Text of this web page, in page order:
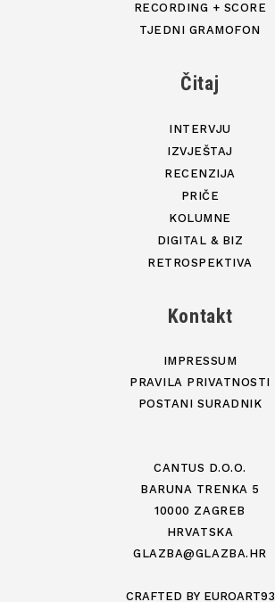
RECORDING + SCORE
TJEDNI GRAMOFON
Čitaj
INTERVJU
IZVJEŠTAJ
RECENZIJA
PRIČE
KOLUMNE
DIGITAL & BIZ
RETROSPEKTIVA
Kontakt
IMPRESSUM
PRAVILA PRIVATNOSTI
POSTANI SURADNIK
CANTUS D.O.O.
BARUNA TRENKA 5
10000 ZAGREB
HRVATSKA
GLAZBA@GLAZBA.HR
CRAFTED BY EUROART93